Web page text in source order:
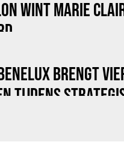
WINT MARIE
BRENGT
TIJDENS